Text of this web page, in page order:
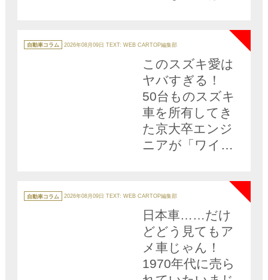
役チームに聞い
てみた
テ
ゴ
自動車コラム 2026年08月09日 TEXT: WEB CARTOP編集部
このスズキ愛は
ヤバすぎる！
50台ものスズキ
車を所有してき
た京大卒エンジ
ニアが「ワイド
カ
テ
ゴ
自動車コラム 2026年08月09日 TEXT: WEB CARTOP編集部
日本車……だけ
どどう見てもア
メ車じゃん！
1970年代に売ら